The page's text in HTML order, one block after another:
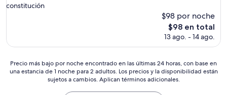
constitución
$98 por noche
El
precio
de
$98
$98 en total
13 ago. - 14 ago.
Precio
más
Precio más bajo por noche encontrado en las últimas 24 horas, con base en
una estancia de 1 noche para 2 adultos. Los precios y la disponibilidad están
sujetos a cambios. Aplican términos adicionales.